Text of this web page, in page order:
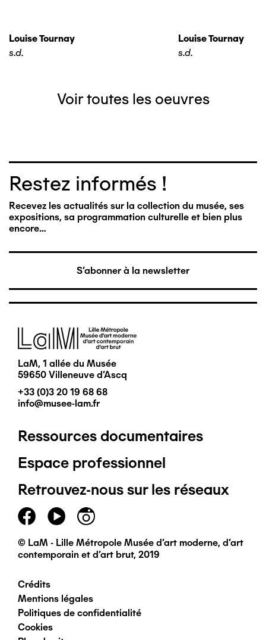
Louise Tournay
s.d.
Louise Tournay
s.d.
Voir toutes les oeuvres
Restez informés !
Recevez les actualités sur la collection du musée, ses
expositions, sa programmation culturelle et bien plus
encore…
S'abonner à la newsletter
Image
LaM, 1 allée du Musée
59650 Villeneuve d'Ascq
+33 (0)3 20 19 68 68
info@musee-lam.fr
Pied
de
page
principal
Ressources documentaires
Espace professionnel
Retrouvez-nous sur les réseaux
© LaM - Lille Métropole Musée d'art moderne, d'art
contemporain et d'art brut, 2019
Pied
de
Crédits
Mentions légales
Politiques de confidentialité
Cookies